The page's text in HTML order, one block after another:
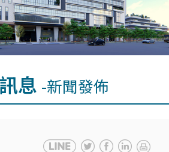
息 -新聞發佈